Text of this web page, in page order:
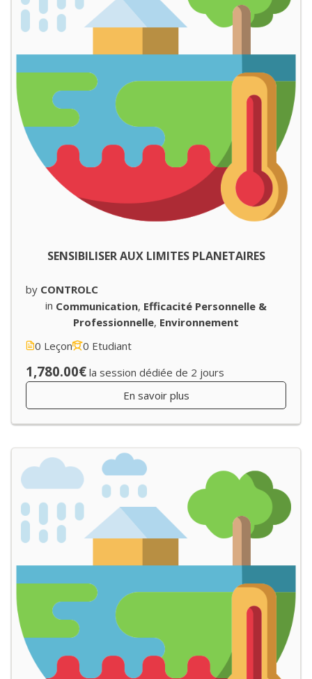
SENSIBILISER AUX LIMITES PLANETAIRES
by CONTROLC
in Communication, Efficacité Personnelle &
Professionnelle, Environnement
0 Leçon
0 Etudiant
1,780.00€ la session dédiée de 2 jours
En savoir plus